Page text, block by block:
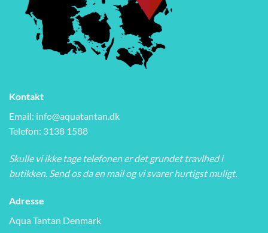
Kontakt
Email: info@aquatantan.dk
Telefon: 3138 1588
Skulle vi ikke tage telefonen er det grundet travlhed i
butikken. Send os da en mail og vi svarer hurtigst muligt.
Adresse
Aqua Tantan Denmark